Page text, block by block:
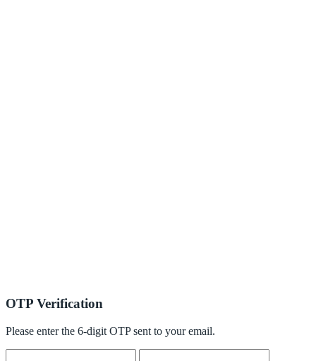
OTP Verification
Please enter the 6-digit OTP sent to your email.